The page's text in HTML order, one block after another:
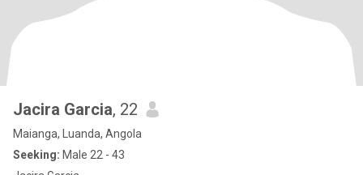
Jacira Garcia, 22
Maianga, Luanda, Angola
Seeking: Male 22 - 43